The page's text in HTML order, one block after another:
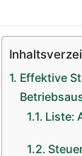
Effektive
Liste: